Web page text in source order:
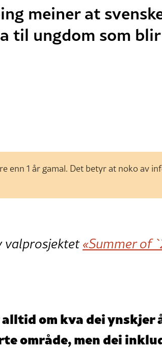
meiner at
til ungdom som
enn 1 år gamal. Det betyr at noko av
valprosjektet«Summer of
om kva dei ynskjer
område, men dei